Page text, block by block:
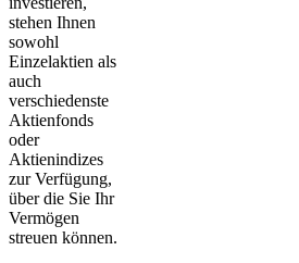
stehen Ihnen
sowohl
Einzelaktien als
auch
verschiedenste
Aktienfonds
oder
Aktienindizes
zur Verfügung,
über die Sie Ihr
Vermögen
streuen können.